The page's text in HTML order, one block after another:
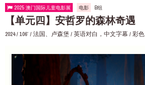
2025 澳门国际儿童电影展 电影 B组
【单元四】安哲罗的森林奇遇
2024 / 106’ / 法国、卢森堡 / 英语对白，中文字幕 / 彩色